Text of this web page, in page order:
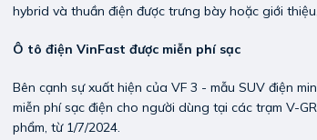
hybrid và thuần điện được trưng bày hoặc giới
Ô tô điện VinFast được miễn phí sạc
Bên cạnh sự xuất hiện của VF 3 - mẫu SUV điện
miễn phí sạc điện cho người dùng tại các trạm V-
phẩm, từ 1/7/2024.